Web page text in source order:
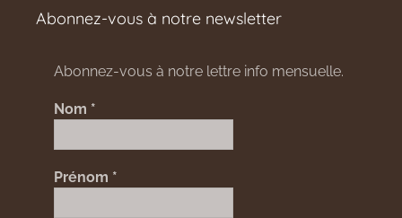
Abonnez-vous à notre newsletter
Abonnez-vous à notre lettre info mensuelle.
Nom *
Prénom *